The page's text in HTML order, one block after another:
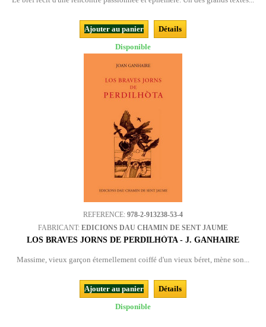
Ajouter au panier
Détails
Disponible
REFERENCE: 978-2-913238-53-4
FABRICANT: EDICIONS DAU CHAMIN DE SENT JAUME
LOS BRAVES JORNS DE PERDILHÒTA - J. GANHAIRE
Massime, vieux garçon éternellement coiffé d'un vieux béret, mène son...
Ajouter au panier
Détails
Disponible